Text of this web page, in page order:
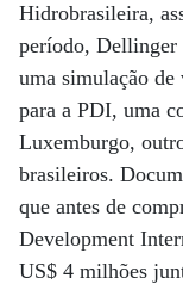
Hidrobrasileira,
período, Dellinger
uma simulação
para a PDI, uma
Luxemburgo,
brasileiros.
que antes de
Development
US$ 4 milhões